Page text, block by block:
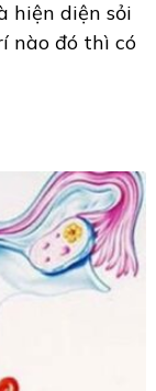
hiện diện sỏi
nào đó thì có